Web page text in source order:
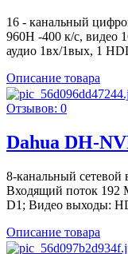
16 - канальный
960H -400 к/с,
аудио 1вх/1вых, 1
Описание товара
Отзывов: 0
Dahua DH-
8-канальный сетевой
Входящий поток 192
D1; Видео выходы:
Описание товара